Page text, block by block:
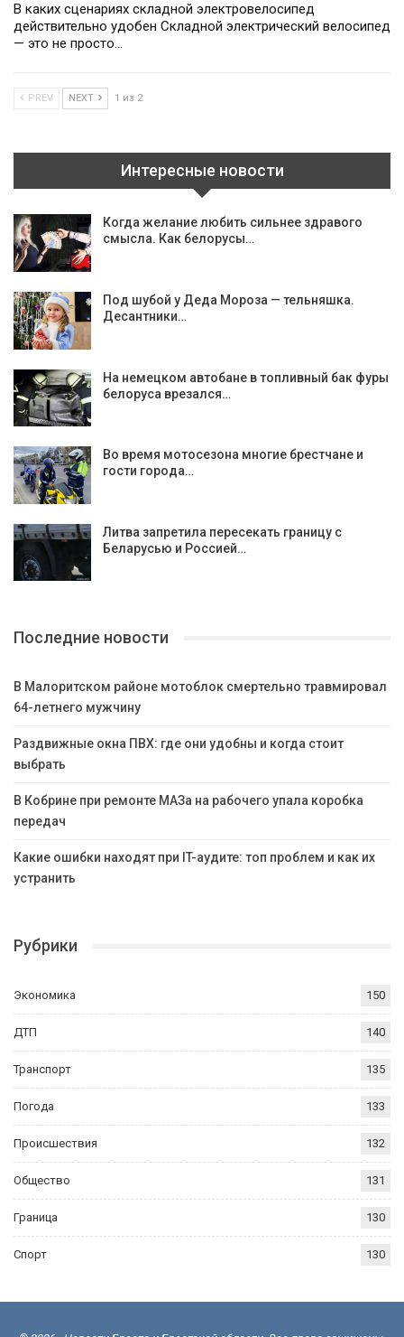
В каких сценариях складной электровелосипед
действительно удобен Складной электрический велосипед
— это не просто…
PREV NEXT 1 из 2
Интересные новости
Когда желание любить сильнее здравого
смысла. Как белорусы…
Под шубой у Деда Мороза — тельняшка.
Десантники…
На немецком автобане в топливный бак фуры
белоруса врезался…
Во время мотосезона многие брестчане и
гости города…
Литва запретила пересекать границу с
Беларусью и Россией…
Последние новости
В Малоритском районе мотоблок смертельно травмировал
64-летнего мужчину
Раздвижные окна ПВХ: где они удобны и когда стоит
выбрать
В Кобрине при ремонте МАЗа на рабочего упала коробка
передач
Какие ошибки находят при IT-аудите: топ проблем и как их
устранить
Рубрики
Экономика 150
ДТП 140
Транспорт 135
Погода 133
Происшествия 132
Общество 131
Граница 130
Спорт 130